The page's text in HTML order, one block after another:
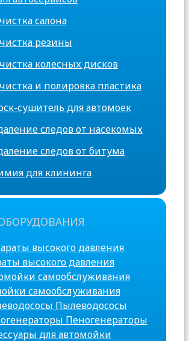
салона
резины
колесных дисков
и полировка пластика
сушитель для автомоек
следов от насекомых
следов от битума
для клининга
высокого давления
самообслуживания
Пылеводососы
Пеногенераторы